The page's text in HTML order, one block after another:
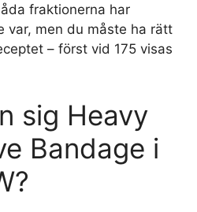
fraktionerna har
var, men du måste ha rätt
– först vid 175 visas
sig Heavy
Bandage i